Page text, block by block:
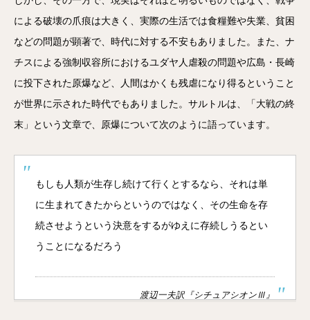
による破壊の爪痕は大きく、実際の生活では食糧難や失業、貧困
などの問題が顕著で、時代に対する不安もありました。また、ナ
チスによる強制収容所におけるユダヤ人虐殺の問題や広島・長崎
に投下された原爆など、人間はかくも残虐になり得るということ
が世界に示された時代でもありました。サルトルは、「大戦の終
末」という文章で、原爆について次のように語っています。
もしも人類が生存し続けて行くとするなら、それは単
に生まれてきたからというのではなく、その生命を存
続させようという決意をするがゆえに存続しうるとい
うことになるだろう
渡辺一夫訳『シチュアシオンⅢ』